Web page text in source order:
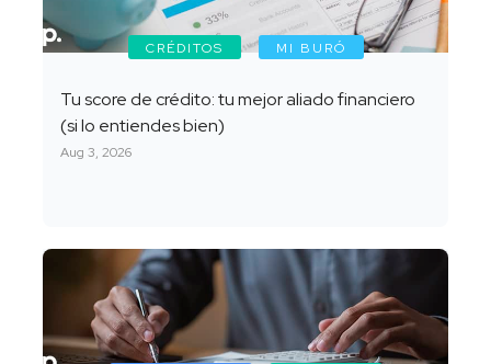
CRÉDITOS MI BURÓ
Tu score de crédito: tu mejor aliado financiero
(si lo entiendes bien)
Aug 3, 2026